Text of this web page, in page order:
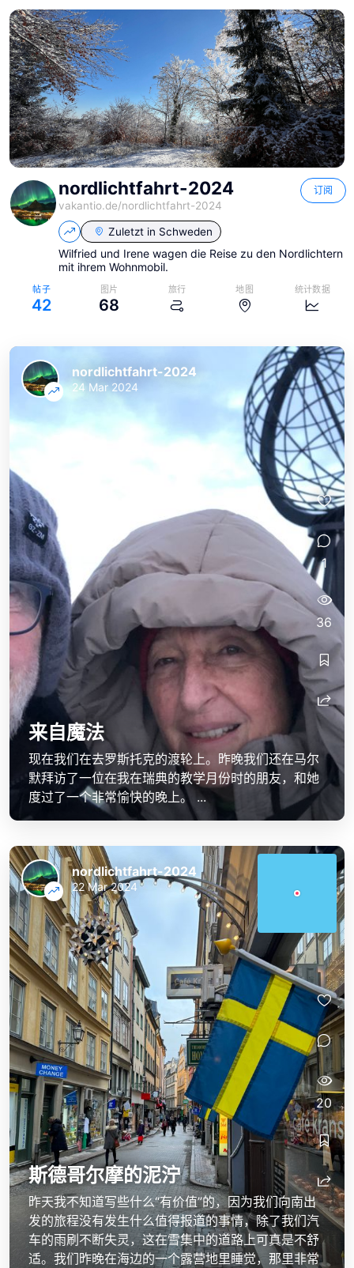
nordlichtfahrt-2024
vakantio.de/nordlichtfahrt-2024
订阅
Zuletzt in Schweden
Wilfried und Irene wagen die Reise zu den Nordlichtern
mit ihrem Wohnmobil.
帖子
42
图片
68
旅行 地图 统计数据
来自魔法
现在我们在去罗斯托克的渡轮上。昨晚我们还在马尔
默拜访了一位在我在瑞典的教学月份时的朋友，和她
度过了一个非常愉快的晚上。 ...
nordlichtfahrt-2024
24 Mar 2024
1
36
斯德哥尔摩的泥泞
昨天我不知道写些什么“有价值”的，因为我们向南出
发的旅程没有发生什么值得报道的事情，除了我们汽
车的雨刷不断失灵，这在雪集中的道路上可真是不舒
适。我们昨晚在海边的一个露营地里睡觉，那里非常
nordlichtfahrt-2024
22 Mar 2024
20